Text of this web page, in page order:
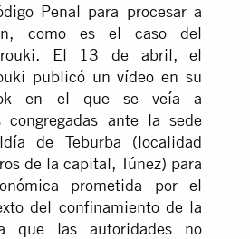
Penal para procesar a
como es el caso del
El 13 de abril, el
publicó unvídeo en su
en el que se veía a
congregadas ante la sede
de Teburba (localidad
de la capital, Túnez) para
prometida por el
del confinamiento de la
que las autoridades no